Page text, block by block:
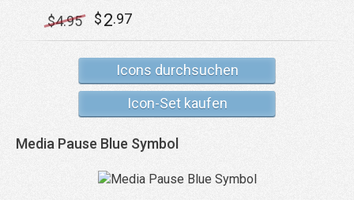
$4.95 $2.97
Icons durchsuchen
Icon-Set kaufen
Media Pause Blue Symbol